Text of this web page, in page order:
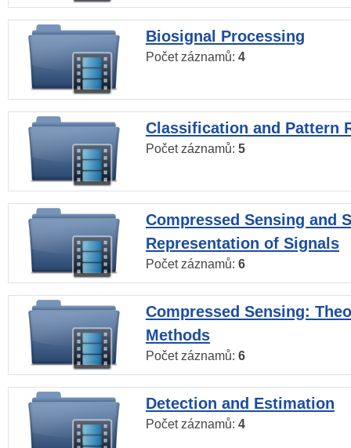
Biosignal Processing
Počet záznamů: 4
Classification and Pattern
Počet záznamů: 5
Compressed Sensing and
Representation of Signals
Počet záznamů: 6
Compressed Sensing:
Methods
Počet záznamů: 6
Detection and Estimation
Počet záznamů: 4